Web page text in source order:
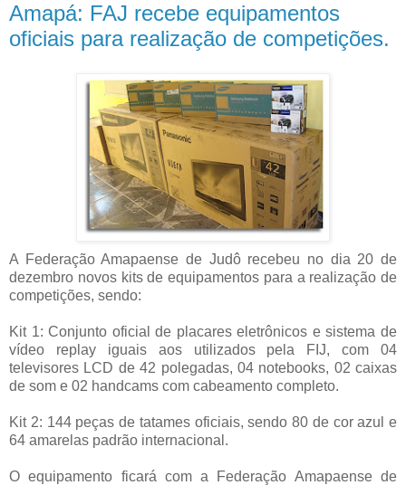
Amapá: FAJ recebe equipamentos
oficiais para realização de competições.
A Federação Amapaense de Judô recebeu no dia 20 de
dezembro novos kits de equipamentos para a realização de
competições, sendo:
Kit 1: Conjunto oficial de placares eletrônicos e sistema de
vídeo replay iguais aos utilizados pela FIJ, com 04
televisores LCD de 42 polegadas, 04 notebooks, 02 caixas
de som e 02 handcams com cabeamento completo.
Kit 2: 144 peças de tatames oficiais, sendo 80 de cor azul e
64 amarelas padrão internacional.
O equipamento ficará com a Federação Amapaense de